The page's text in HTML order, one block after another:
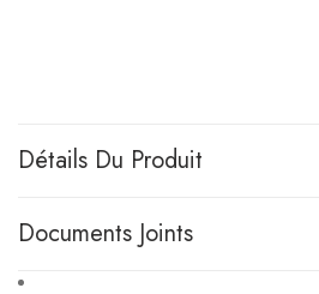
Détails Du Produit
Documents Joints